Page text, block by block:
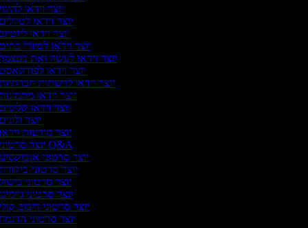
יוצר וידאו
יוצר וידאו
יוצר וידאו
יוצר וידאו לסיורי
יוצר וידאו לעשה זאת
יוצר וידאו
יוצר וידאו לרשתות
יוצר וידאו
יוצר וידאו
יוצר
יוצר מודעות
יוצר סרטוני Q&A
יוצר סרטוני
יוצר סרטוני
יוצר סרטוני
יוצר סרטוני
יוצר סרטוני דיבוב
יוצר סרטוני